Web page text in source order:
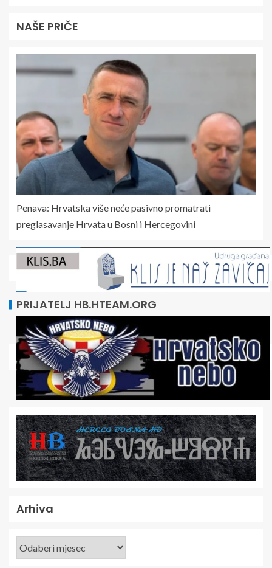
NAŠE PRIČE
Penava: Hrvatska više neće pasivno promatrati
preglasavanje Hrvata u Bosni i Hercegovini
PRIJATELJ HB.HTEAM.ORG
Arhiva